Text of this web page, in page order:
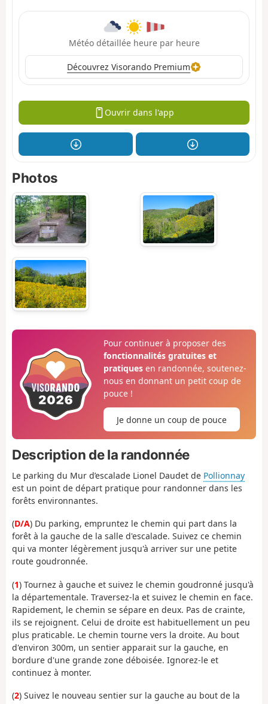
Météo détaillée heure par heure
Découvrez Visorando Premium
Ouvrir dans l'app
Photos
Pour continuer à proposer des
fonctionnalités gratuites et
pratiquesen randonnée, soutenez-
nous en donnant un petit coup de
pouce !
Je donne un coup de pouce
Description de la randonnée
Le parking du Mur d’escalade Lionel Daudet de Pollionnay
est un point de départ pratique pour randonner dans les
forêts environnantes.
(D/A) Du parking, empruntez le chemin qui part dans la
forêt à la gauche de la salle d'escalade. Suivez ce chemin
qui va monter légèrement jusqu'à arriver sur une petite
route goudronnée.
(1) Tournez à gauche et suivez le chemin goudronné jusqu'à
la départementale. Traversez-la et suivez le chemin en face.
Rapidement, le chemin se sépare en deux. Pas de crainte,
ils se rejoignent. Celui de droite est habituellement un peu
plus praticable. Le chemin tourne vers la droite. Au bout
d'environ 300m, un sentier apparait sur la gauche, en
bordure d'une grande zone déboisée. Ignorez-le et
continuez à monter.
(2) Suivez le nouveau sentier sur la gauche au bout de la